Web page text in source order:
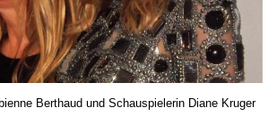
Berthaud und Schauspielerin Diane Kruger